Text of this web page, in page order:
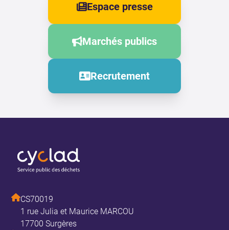
Espace presse
Marchés publics
Recrutement
CS70019
1 rue Julia et Maurice MARCOU
17700 Surgères